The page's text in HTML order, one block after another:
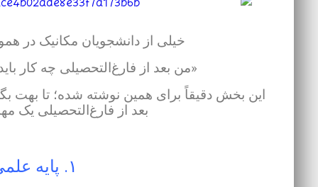
خیلی از دانشجویان مکانیک در
«من بعد از فارغ‌التحصیلی چه کار
این بخش دقیقاً برای همین نوشته شده؛ تا بهت
بعد از فارغ‌التحصیلی یک
۱. پایه علمی‌ات را محکم کن